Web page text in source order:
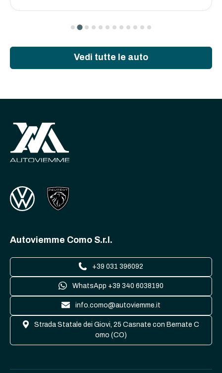
Vedi tutte le auto
Autoviemme Como S.r.l.
+39 031 396092
WhatsApp +39 340 6038190
info.como@autoviemme.it
Strada Statale dei Giovi, 25 Casnate con Bernate C
omo (CO)